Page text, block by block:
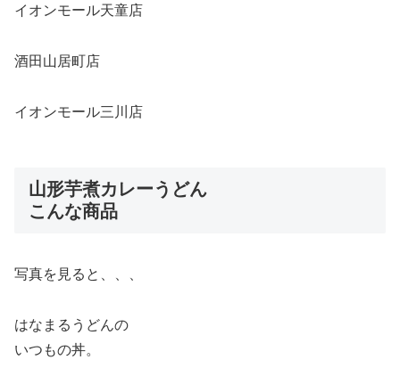
イオンモール天童店
酒田山居町店
イオンモール三川店
山形芋煮カレーうどん
こんな商品
写真を見ると、、、
はなまるうどんの
いつもの丼。